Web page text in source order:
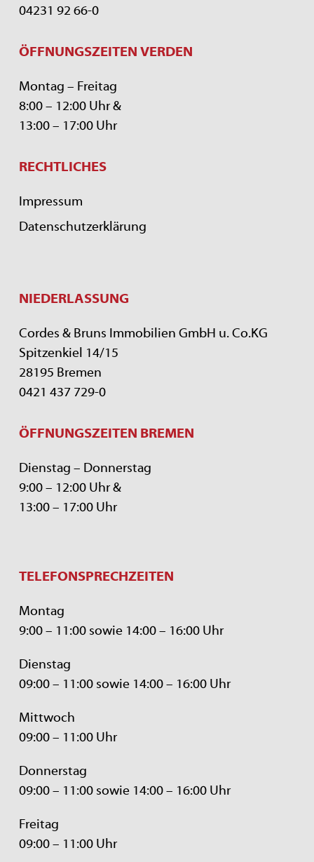
04231 92 66-0
ÖFFNUNGSZEITEN VERDEN
Montag – Freitag
8:00 – 12:00 Uhr &
13:00 – 17:00 Uhr
RECHTLICHES
Impressum
Datenschutzerklärung
NIEDERLASSUNG
Cordes & Bruns Immobilien GmbH u. Co.KG
Spitzenkiel 14/15
28195 Bremen
0421 437 729-0
ÖFFNUNGSZEITEN BREMEN
Dienstag – Donnerstag
9:00 – 12:00 Uhr &
13:00 – 17:00 Uhr
TELEFONSPRECHZEITEN
Montag
9:00 – 11:00 sowie 14:00 – 16:00 Uhr
Dienstag
09:00 – 11:00 sowie 14:00 – 16:00 Uhr
Mittwoch
09:00 – 11:00 Uhr
Donnerstag
09:00 – 11:00 sowie 14:00 – 16:00 Uhr
Freitag
09:00 – 11:00 Uhr